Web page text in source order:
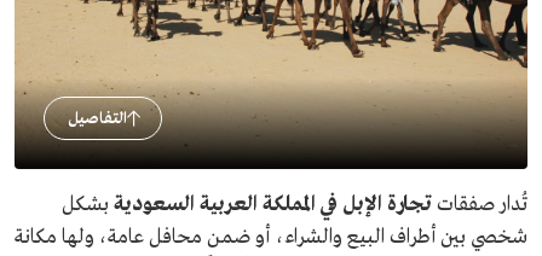
التفاصيل
تُدار صفقاتتجارة الإبل في المملكة العربية السعودية بشكل
شخصي بين أطراف البيع والشراء، أو ضمن محافل عامة، ولها مكانة